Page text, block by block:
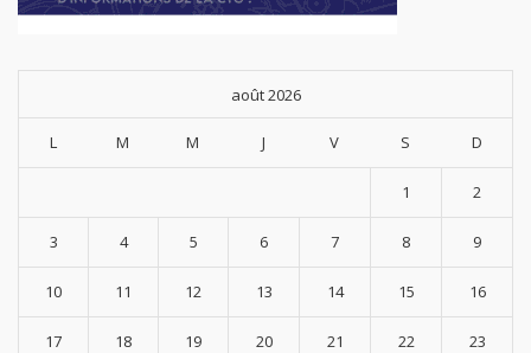
août 2026
L M M J V S D
1 2
3 4 5 6 7 8 9
10 11 12 13 14 15 16
17 18 19 20 21 22 23